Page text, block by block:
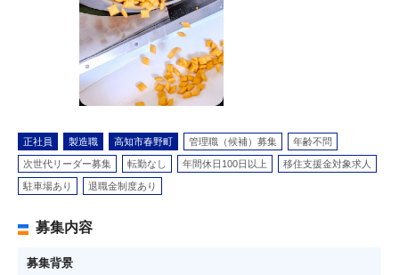
正社員 製造職 高知市春野町 管理職（候補）募集 年齢不問
次世代リーダー募集 転勤なし 年間休日100日以上 移住支援金対象求人
駐車場あり 退職金制度あり
募集内容
募集背景